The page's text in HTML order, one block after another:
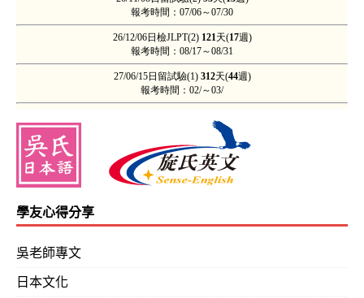
友）
不懂日文的，應該來學；懂日文的，更該來學！若我十
生斷不同！（加入吳氏日文前，二級已合格10年．日
友‧N1級137分）
上列WRC學
學友心得分享
吳老師專文
日本文化